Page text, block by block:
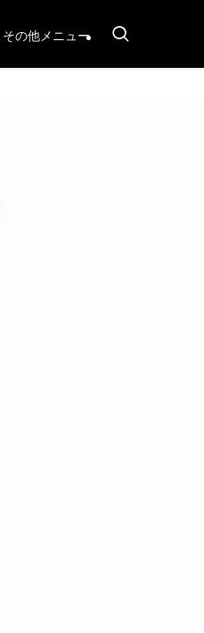
その他メニュー